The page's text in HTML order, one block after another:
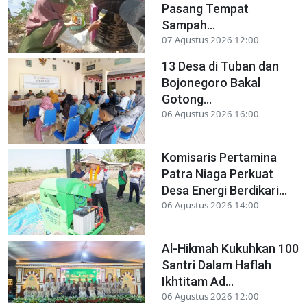
Pasang Tempat
Sampah...
07 Agustus 2026 12:00
13 Desa di Tuban dan
Bojonegoro Bakal
Gotong...
06 Agustus 2026 16:00
Komisaris Pertamina
Patra Niaga Perkuat
Desa Energi Berdikari...
06 Agustus 2026 14:00
Al-Hikmah Kukuhkan 100
Santri Dalam Haflah
Ikhtitam Ad...
06 Agustus 2026 12:00